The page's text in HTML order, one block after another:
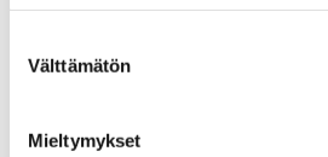
valinta
Välttämätön
Mieltymykset
KATEGORIAT: